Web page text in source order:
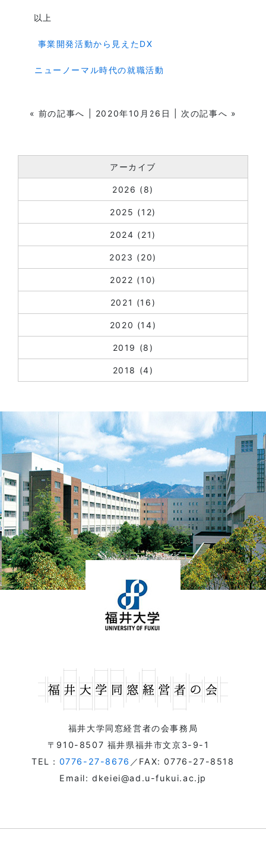
アーカイブ
2026 (8)
2025 (12)
2024 (21)
2023 (20)
2022 (10)
2021 (16)
2020 (14)
2019 (8)
2018 (4)
以上
事業開発活動から見えたDX
ニューノーマル時代の就職活動
« 前の記事へ | 2020年10月26日 | 次の記事へ »
福井大学同窓経営者の会事務局
〒910-8507 福井県福井市文京3-9-1
TEL： 0776-27-8676 ／FAX: 0776-27-8518
Email: dkeiei@ad.u-fukui.ac.jp